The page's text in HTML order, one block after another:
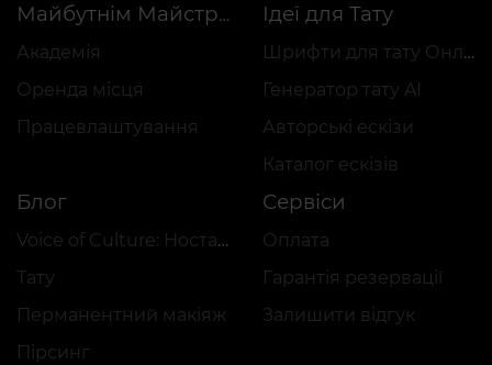
Майбутнім Майстрам
Академія
Оренда місця
Працевлаштування
Ідеї для Тату
Шрифти для тату Онлайн
Генератор тату AI
Авторські ескізи
Каталог ескізів
Блог
Voice of Culture: Ностальгія за 2000-ми
Тату
Перманентний макіяж
Пірсинг
Сервіси
Оплата
Гарантія резервації
Залишити відгук